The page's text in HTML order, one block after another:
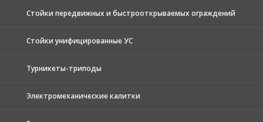
Стойки передвижных и быстрооткрываемых ограждений
Стойки унифицированные УС
Турникеты-триподы
Электромеханические калитки